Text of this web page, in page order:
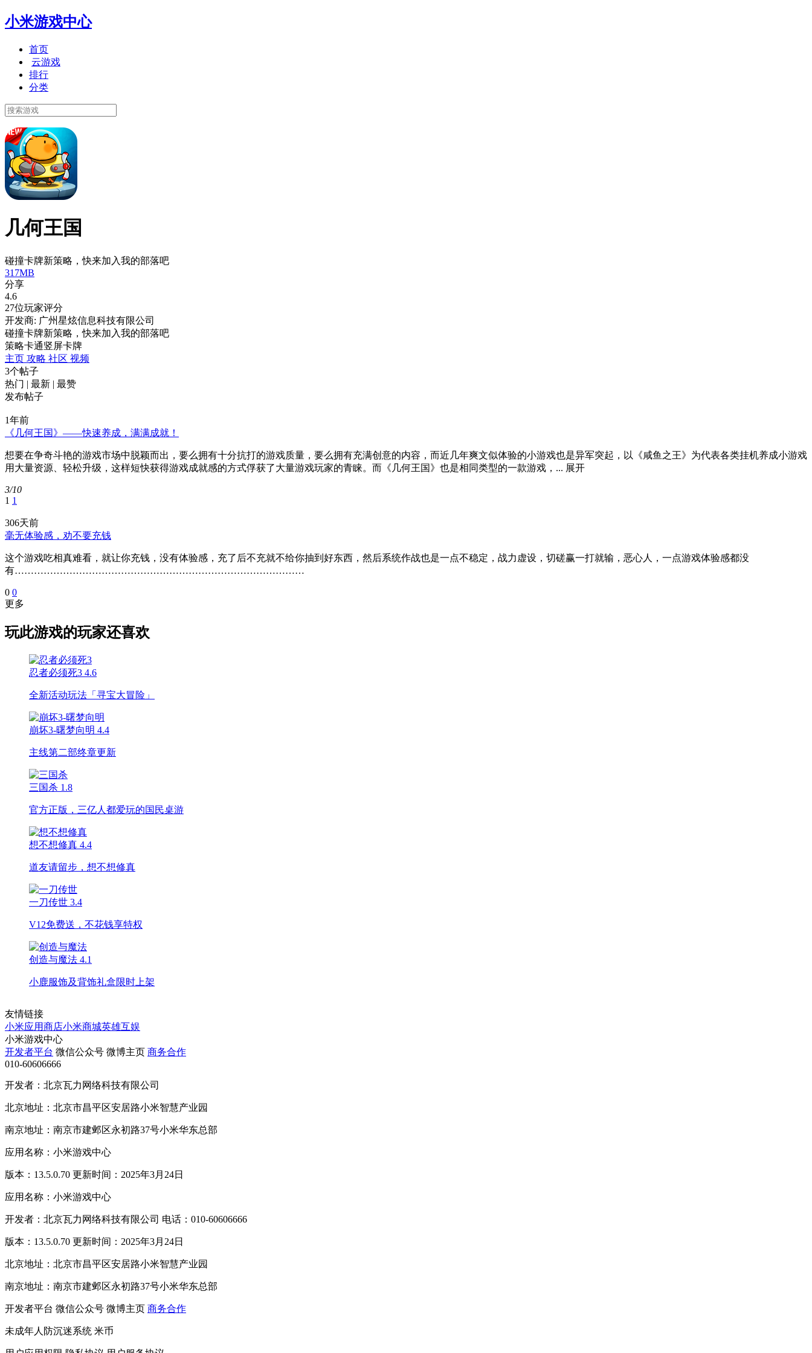
小米游戏中心
首页
云游戏
排行
分类
几何王国
碰撞卡牌新策略，快来加入我的部落吧
317MB
分享
4.6
27位玩家评分
开发商: 广州星炫信息科技有限公司
碰撞卡牌新策略，快来加入我的部落吧
策略卡通竖屏卡牌
主页 攻略 社区 视频
3个帖子
热门 | 最新 | 最赞
发布帖子
1年前
《几何王国》——快速养成，满满成就！
想要在争奇斗艳的游戏市场中脱颖而出，要么拥有十分抗打的游戏质量，要么拥有充满创意的内容，而近几年爽文似体验的小游戏也是异军突起，以《咸鱼之王》为代表各类挂机养成小游戏
用大量资源、轻松升级，这样短快获得游戏成就感的方式俘获了大量游戏玩家的青睐。而《几何王国》也是相同类型的一款游戏，... 展开
3/10
1 1
306天前
毫无体验感，劝不要充钱
这个游戏吃相真难看，就让你充钱，没有体验感，充了后不充就不给你抽到好东西，然后系统作战也是一点不稳定，战力虚设，切磋赢一打就输，恶心人，一点游戏体验感都没
有………………………………………………………………………………
0 0
更多
玩此游戏的玩家还喜欢
忍者必须死3 4.6
全新活动玩法「寻宝大冒险」
崩坏3-曙梦向明 4.4
主线第二部终章更新
三国杀 1.8
官方正版，三亿人都爱玩的国民桌游
想不想修真 4.4
道友请留步，想不想修真
一刀传世 3.4
V12免费送，不花钱享特权
创造与魔法 4.1
小鹿服饰及背饰礼盒限时上架
友情链接
小米应用商店小米商城英雄互娱
小米游戏中心
开发者平台 微信公众号 微博主页 商务合作
010-60606666
开发者：北京瓦力网络科技有限公司
北京地址：北京市昌平区安居路小米智慧产业园
南京地址：南京市建邺区永初路37号小米华东总部
应用名称：小米游戏中心
版本：13.5.0.70 更新时间：2025年3月24日
应用名称：小米游戏中心
开发者：北京瓦力网络科技有限公司 电话：010-60606666
版本：13.5.0.70 更新时间：2025年3月24日
北京地址：北京市昌平区安居路小米智慧产业园
南京地址：南京市建邺区永初路37号小米华东总部
开发者平台 微信公众号 微博主页 商务合作
未成年人防沉迷系统 米币